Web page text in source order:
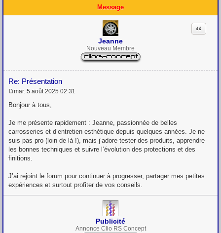
Message
Jeanne
Nouveau Membre
Re: Présentation
Citation
e
a
g
e
mar. 5 août 2025 02:31
Bonjour à tous,
Je me présente rapidement : Jeanne, passionnée de belles
carrosseries et d’entretien esthétique depuis quelques années. Je ne
suis pas pro (loin de là !), mais j’adore tester des produits, apprendre
les bonnes techniques et suivre l’évolution des protections et des
finitions.
J’ai rejoint le forum pour continuer à progresser, partager mes petites
expériences et surtout profiter de vos conseils.
Publicité
Annonce Clio RS Concept